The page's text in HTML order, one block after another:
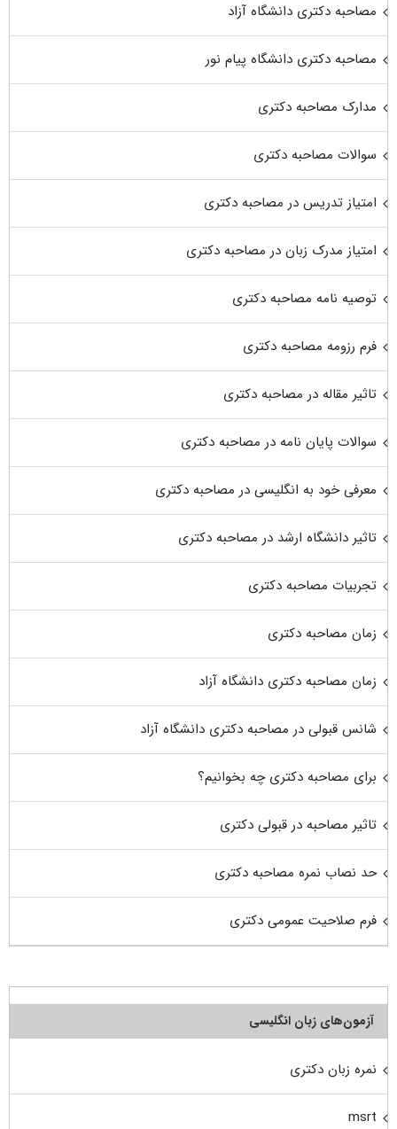
مصاحبه دکتری دانشگاه آزاد
مصاحبه دکتری دانشگاه پیام نور
مدارک مصاحبه دکتری
سوالات مصاحبه دکتری
امتیاز تدریس در مصاحبه دکتری
امتیاز مدرک زبان در مصاحبه دکتری
توصیه نامه مصاحبه دکتری
فرم رزومه مصاحبه دکتری
تاثیر مقاله در مصاحبه دکتری
سوالات پایان نامه در مصاحبه دکتری
معرفی خود به انگلیسی در مصاحبه دکتری
تاثیر دانشگاه ارشد در مصاحبه دکتری
تجربیات مصاحبه دکتری
زمان مصاحبه دکتری
زمان مصاحبه دکتری دانشگاه آزاد
شانس قبولی در مصاحبه دکتری دانشگاه آزاد
برای مصاحبه دکتری چه بخوانیم؟
تاثیر مصاحبه در قبولی دکتری
حد نصاب نمره مصاحبه دکتری
فرم صلاحیت عمومی دکتری
آزمون‌های زبان انگلیسی
نمره زبان دکتری
msrt